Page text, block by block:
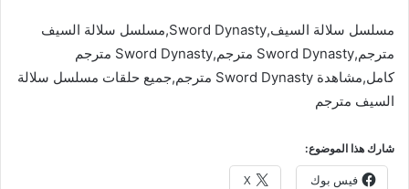
مسلسل سلالة السيف,Sword Dynasty,مسلسل سلالة السيف
مترجم,Sword Dynasty مترجم,Sword Dynasty مترجم
كامل,مشاهدة Sword Dynasty مترجم,جميع حلقات مسلسل سلالة
السيف مترجم
شارك هذا الموضوع:
فيس بوك X